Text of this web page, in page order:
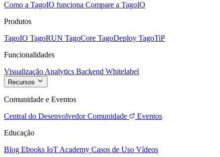
Como a TagoIO funciona Compare a TagoIO
Produtos
TagoIO TagoRUN TagoCore TagoDeploy TagoTiP
Funcionalidades
Visualização Analytics Backend Whitelabel
Recursos
Comunidade e Eventos
Central do Desenvolvedor Comunidade
Eventos
Educação
Blog Ebooks IoT Academy Casos de Uso Vídeos